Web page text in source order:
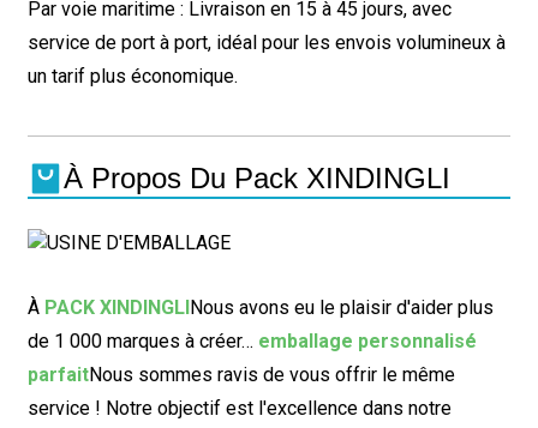
Par voie maritime : Livraison en 15 à 45 jours, avec
service de port à port, idéal pour les envois volumineux à
un tarif plus économique.
À Propos Du Pack XINDINGLI
À PACK XINDINGLINous avons eu le plaisir d'aider plus
de 1 000 marques à créer… emballage personnalisé
parfaitNous sommes ravis de vous offrir le même
service ! Notre objectif est l'excellence dans notre